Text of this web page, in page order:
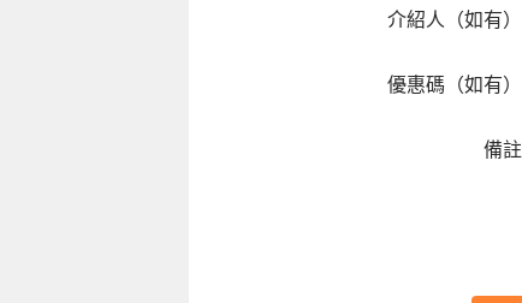
介紹人（如有）
優惠碼（如有）
備註